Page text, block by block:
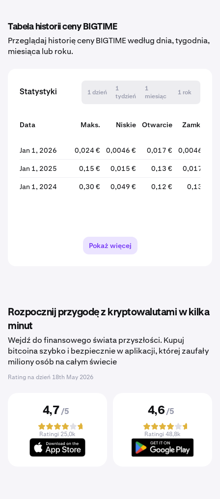
Tabela historii ceny BIGTIME
Przeglądaj historię ceny BIGTIME według dnia, tygodnia,
miesiąca lub roku.
Statystyki 1 dzień
1
tydzień
1
miesiąc
1 rok
Data Maks. Niskie Otwarcie Zamknij
Jan 1, 2026 0,024 € 0,0046 € 0,017 € 0,0046 €
Jan 1, 2025 0,15 € 0,015 € 0,13 € 0,017 €
Jan 1, 2024 0,30 € 0,049 € 0,12 € 0,13 €
Pokaż więcej
Rozpocznij przygodę z kryptowalutami w kilka
minut
Wejdź do finansowego świata przyszłości. Kupuj
bitcoina szybko i bezpiecznie w aplikacji, której zaufały
miliony osób na całym świecie
Rating na dzień 18th May 2026
4,7 /5
Ratingi 25,0k
4,6 /5
Ratingi 48,8k